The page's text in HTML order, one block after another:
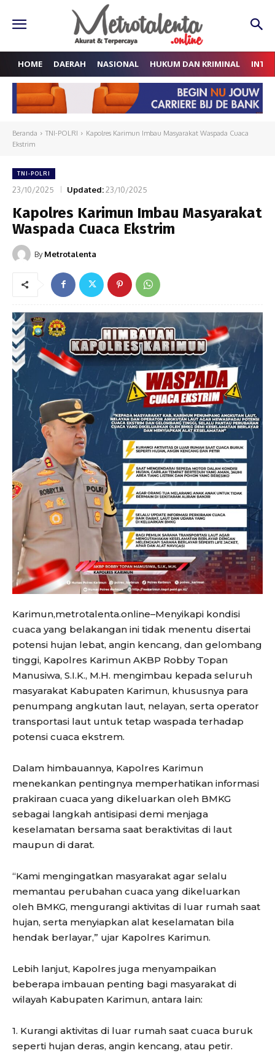
HOME DAERAH NASIONAL HUKUM DAN KRIMINAL
Beranda TNI-POLRI
Kapolres Karimun Imbau Masyarakat Waspada Cuaca
Ekstrim
TNI-POLRI
23/10/2025 Updated:23/10/2025
Kapolres Karimun Imbau Masyarakat
Waspada Cuaca Ekstrim
By Metrotalenta
Karimun,metrotalenta.online–Menyikapi kondisi
cuaca yang belakangan ini tidak menentu disertai
potensi hujan lebat, angin kencang, dan gelombang
tinggi, Kapolres Karimun AKBP Robby Topan
Manusiwa, S.I.K., M.H. mengimbau kepada seluruh
masyarakat Kabupaten Karimun, khususnya para
penumpang angkutan laut, nelayan, serta operator
transportasi laut untuk tetap waspada terhadap
potensi cuaca ekstrem.
Dalam himbauannya, Kapolres Karimun
menekankan pentingnya memperhatikan informasi
prakiraan cuaca yang dikeluarkan oleh BMKG
sebagai langkah antisipasi demi menjaga
keselamatan bersama saat beraktivitas di laut
maupun di darat.
“Kami mengingatkan masyarakat agar selalu
memantau perubahan cuaca yang dikeluarkan
oleh BMKG, mengurangi aktivitas di luar rumah saat
hujan, serta menyiapkan alat keselamatan bila
hendak berlayar,” ujar Kapolres Karimun.
Lebih lanjut, Kapolres juga menyampaikan
beberapa imbauan penting bagi masyarakat di
wilayah Kabupaten Karimun, antara lain:
1. Kurangi aktivitas di luar rumah saat cuaca buruk
seperti hujan deras, angin kencang, atau petir.